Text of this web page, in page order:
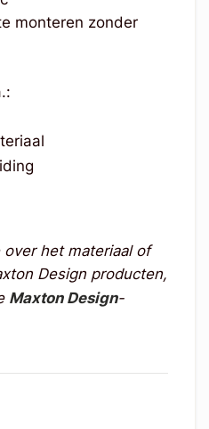
monteren zonder
het materiaal of
Design producten,
Maxton Design-